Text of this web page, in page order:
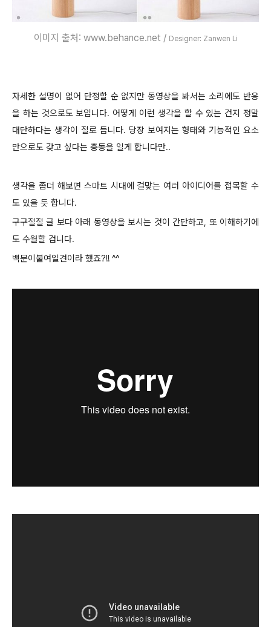
이미지 출처: www.behance.net / Designer: Zanwen Li
자세한 설명이 없어 단정할 순 없지만 동영상을 봐서는 소리에도 반응
을 하는 것으로도 보입니다. 어떻게 이런 생각을 할 수 있는 건지 정말
대단하다는 생각이 절로 듭니다. 당장 보여지는 형태와 기능적인 요소
만으로도 갖고 싶다는 충동을 일게 합니다만..
생각을 좀더 해보면 스마트 시대에 걸맞는 여러 아이디어를 접목할 수
도 있을 듯 합니다.
구구절절 글 보다 아래 동영상을 보시는 것이 간단하고, 또 이해하기에
도 수월할 겁니다.
백문이불여일견이라 했죠?!! ^^